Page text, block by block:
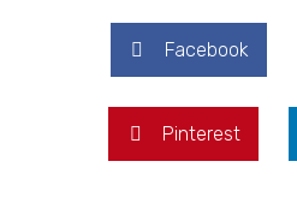
Facebook
Pinterest